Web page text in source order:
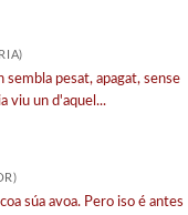
pesat, apagat, sense
viu un d'aquel...
súa avoa. Pero iso é antes